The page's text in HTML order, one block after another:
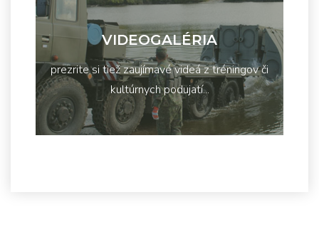
VIDEOGALÉRIA
prezrite si tiež zaujímavé videá z tréningov či
kultúrnych podujatí...